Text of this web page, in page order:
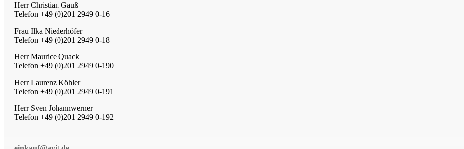
Herr Christian Gauß
Telefon +49 (0)201 2949 0-16
Frau Ilka Niederhöfer
Telefon +49 (0)201 2949 0-18
Herr Maurice Quack
Telefon +49 (0)201 2949 0-190
Herr Laurenz Köhler
Telefon +49 (0)201 2949 0-191
Herr Sven Johannwerner
Telefon +49 (0)201 2949 0-192